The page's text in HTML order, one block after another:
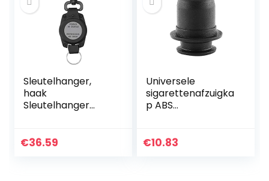
Sleutelhanger,
haak
Sleutelhanger
er Sterke
€36.59
Universele
sigarettenafzuigka
p ABS
materiaal stofkap
€10.83